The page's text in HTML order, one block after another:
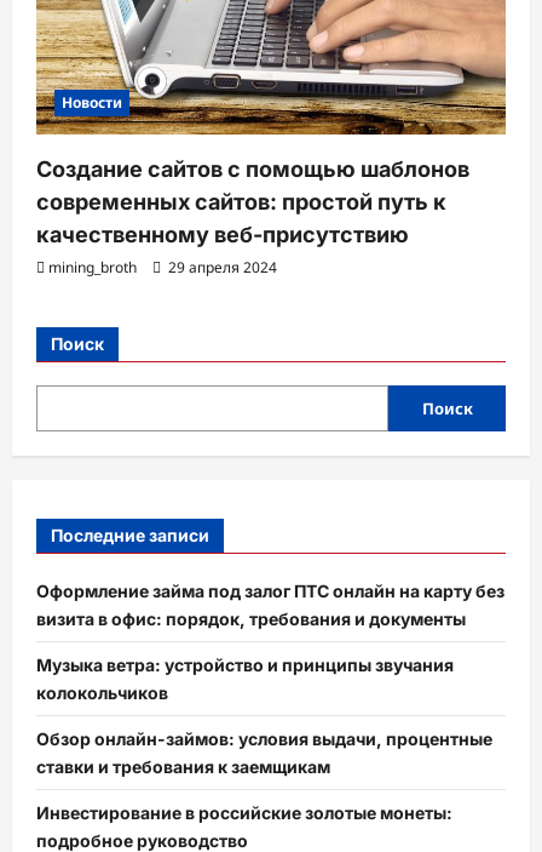
Новости
Создание сайтов с помощью шаблонов
современных сайтов: простой путь к
качественному веб-присутствию
mining_broth 29 апреля 2024
Поиск
Поиск
Последние записи
Оформление займа под залог ПТС онлайн на карту без
визита в офис: порядок, требования и документы
Музыка ветра: устройство и принципы звучания
колокольчиков
Обзор онлайн-займов: условия выдачи, процентные
ставки и требования к заемщикам
Инвестирование в российские золотые монеты:
подробное руководство